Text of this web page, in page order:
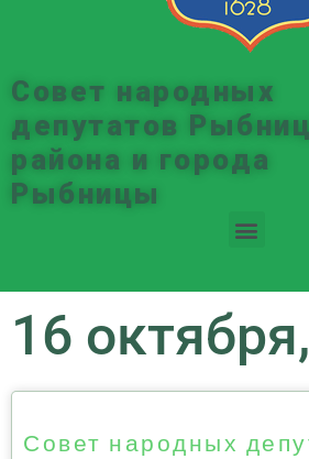
Совет народных
депутатов
района и города
Рыбницы
16
Совет народных